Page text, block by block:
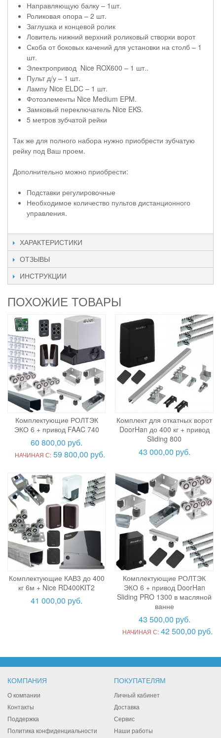
Направляющую балку – 1шт.
Роликовая опора – 2 шт.
Заглушка и концевой ролик
Ловитель нижний верхний роликовый створки ворот
Скоба от боковых качений для установки на столб – 1
шт.
Электропривод Nice ROX600 – 1 шт..
Пульт д/у – 1 шт.
Лампу Nice ELDC – 1 шт.
Фотоэлементы Nice Medium EPM.
Замковый переключатель Nice EKS.
5 метров зубчатой рейки
Так же для полного набора нужно приобрести зубчатую
рейку под Ваш проем.
Дополнительно можно приобрести:
Подставки регулировочные
Необходимое количество пультов дистанционного
управления.
ХАРАКТЕРИСТИКИ
ОТЗЫВЫ
ИНСТРУКЦИИ
ПОХОЖИЕ ТОВАРЫ
Комплектующие РОЛТЭК
ЭКО 6 + привод FAAC 740
60 800,00 руб.
НАЧИНАЯ С: 59 800,00 руб.
Комплект для откатных ворот
DoorHan до 400 кг + привод
Sliding 800
43 000,00 руб.
Комплектующие КАВ3 до 400
кг 6м + Nice RD400KIT2
41 000,00 руб.
Комплектующие РОЛТЭК
ЭКО 6 + привод DoorHan
Sliding PRO 1300 в масляной
ванне
43 500,00 руб.
НАЧИНАЯ С: 42 500,00 руб.
КОМПАНИЯ
О компании
Контакты
Поддержка
Политика конфиденциальности
ПОКУПАТЕЛЯМ
Личный кабинет
Доставка
Сервис
Наши работы